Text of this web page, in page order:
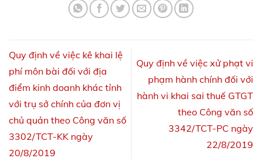
Quy định về việc kê khai lệ
phí môn bài đối với địa
điểm kinh doanh khác tỉnh
với trụ sở chính của đơn vị
chủ quản theo Công văn số
3302/TCT-KK ngày
20/8/2019
Quy định về việc xử phạt vi
phạm hành chính đối với
hành vi khai sai thuế GTGT
theo Công văn số
3342/TCT-PC ngày
22/8/2019